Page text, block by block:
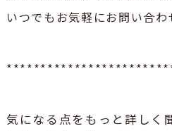
いつでもお気軽にお問い合わ
気になる点をもっと詳しく